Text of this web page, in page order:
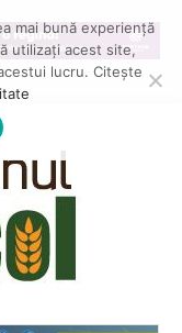
mai bună experiență
utilizați acest site,
lucru. Citește